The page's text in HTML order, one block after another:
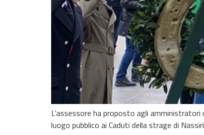
L’assessore ha proposto agli amministratori
luogo pubblico ai Caduti della strage di